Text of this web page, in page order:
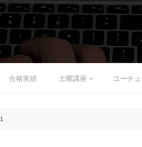
合格実績 土曜講座 ユーチ